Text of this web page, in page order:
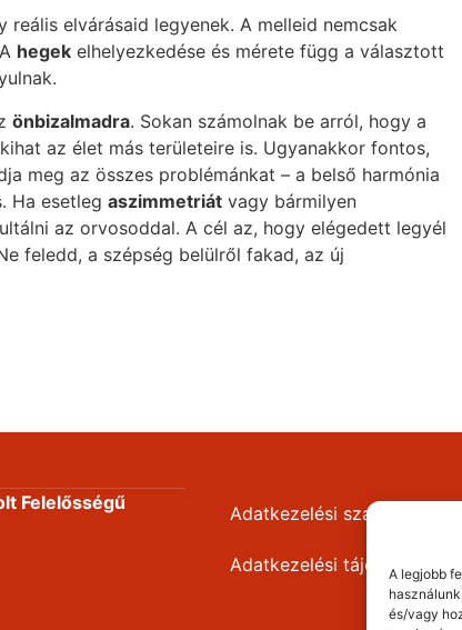
A legjobb
és/vagy
elvárásaid legyenek. A melleid nemcsak
hegek elhelyezkedése és mérete függ a választott
önbizalmadra. Sokan számolnak be arról, hogy a
az élet más területeire is. Ugyanakkor fontos,
meg az összes problémánkat – a belső harmónia
Ha esetleg aszimmetriát vagy bármilyen
az orvosoddal. A cél az, hogy elégedett legyél
feledd, a szépség belülről fakad, az új
Felelősségű
Adatkezelési szabályzat
Adatkezelési tájékoztató